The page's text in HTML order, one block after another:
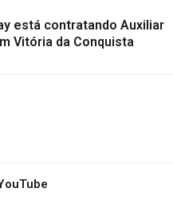
está contratando Auxiliar
Vitória da Conquista